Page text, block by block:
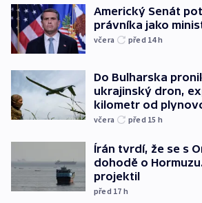
Americký Senát
právníka jako
včera před 14h
Do Bulharska
ukrajinský dron,
kilometr od
včera před 15 h
Írán tvrdí, že se s
dohodě o
projektil
před 17 h